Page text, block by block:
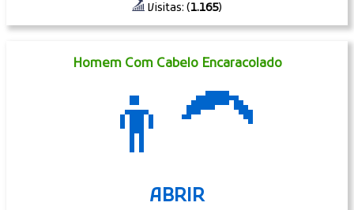
Visitas: (1.165)
Homem Com Cabelo Encaracolado
👨‍🦱
ABRIR